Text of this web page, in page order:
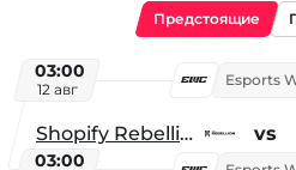
Предстоящие
03:00
12 авг
Shopify Rebellion vs
03:00